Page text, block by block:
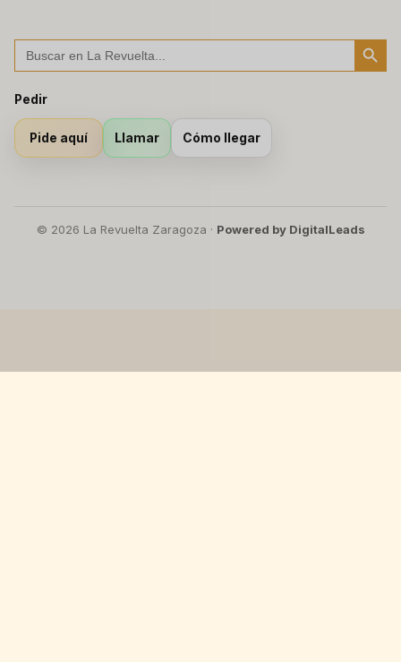
Buscar: Botón de
Pedir
Pide aquí Llamar Cómo llegar
© 2026 La Revuelta Zaragoza · Powered by DigitalLeads